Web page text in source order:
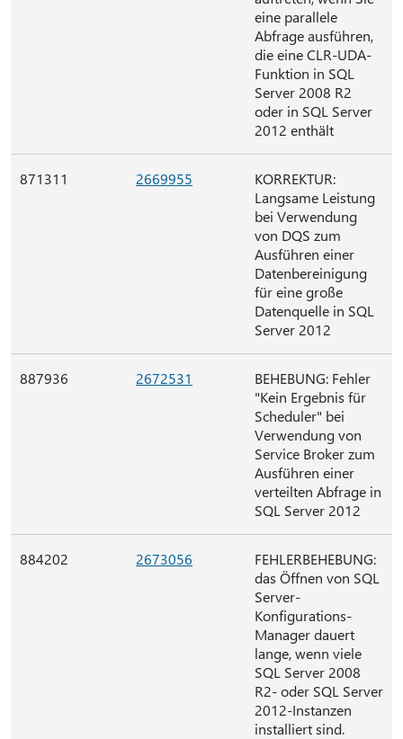
eine parallele
Abfrage ausführen,
die eine CLR-UDA-
Funktion in SQL
Server 2008 R2
oder in SQL Server
2012 enthält
871311 2669955
KORREKTUR:
Langsame Leistung
bei Verwendung
von DQS zum
Ausführen einer
Datenbereinigung
für eine große
Datenquelle in SQL
Server 2012
887936 2672531
BEHEBUNG: Fehler
"Kein Ergebnis für
Scheduler" bei
Verwendung von
Service Broker zum
Ausführen einer
verteilten Abfrage in
SQL Server 2012
884202 2673056
FEHLERBEHEBUNG:
das Öffnen von SQL
Server-
Konfigurations-
Manager dauert
lange, wenn viele
SQL Server 2008
R2- oder SQL Server
2012-Instanzen
installiert sind.